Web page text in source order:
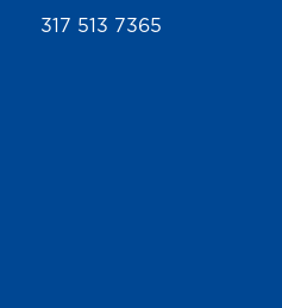
317 513 7365